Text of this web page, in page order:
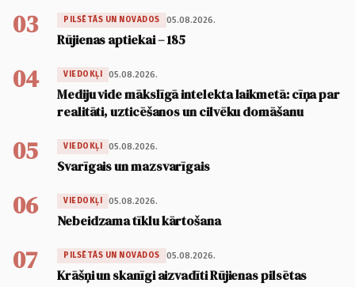
03 PILSĒTĀS UN NOVADOS 05.08.2026.
Rūjienas aptiekai – 185
04 VIEDOKĻI 05.08.2026.
Mediju vide mākslīgā intelekta laikmetā: cīņa par
realitāti, uzticēšanos un cilvēku domāšanu
05 VIEDOKĻI 05.08.2026.
Svarīgais un mazsvarīgais
06 VIEDOKĻI 05.08.2026.
Nebeidzama tīklu kārtošana
07 PILSĒTĀS UN NOVADOS 05.08.2026.
Krāšņi un skanīgi aizvadīti Rūjienas pilsētas